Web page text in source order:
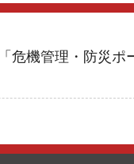
機管理・防災ポ